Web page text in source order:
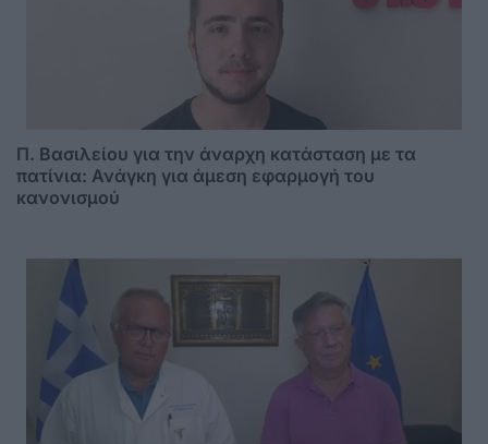
Π. Βασιλείου για την άναρχη κατάσταση με τα
πατίνια: Ανάγκη για άμεση εφαρμογή του
κανονισμού